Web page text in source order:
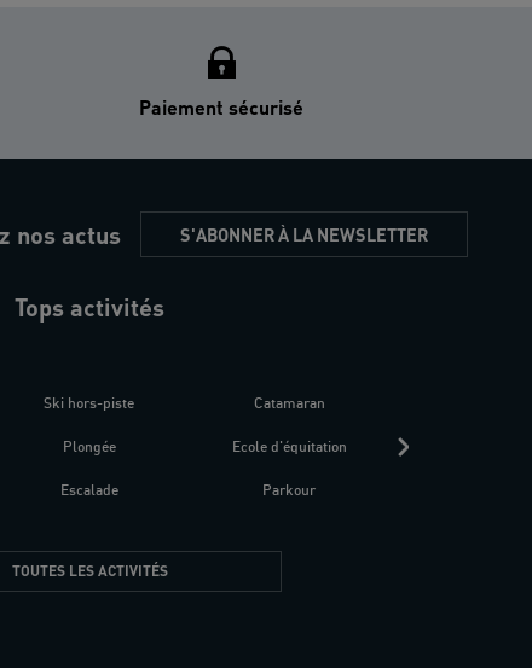
Paiement sécurisé
nos actus S'ABONNER À LA NEWSLETTER
Tops activités
Ski hors-piste
Plongée
Escalade
Catamaran
Ecole d'équitation
Parkour
TOUTES LES ACTIVITÉS